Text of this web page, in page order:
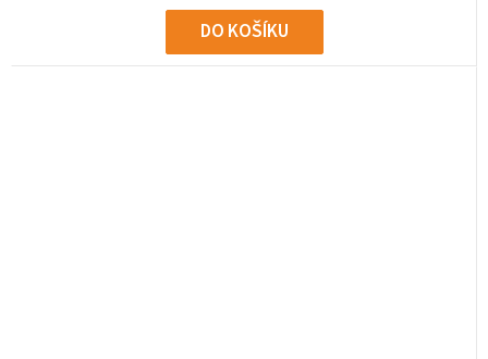
DO KOŠÍKU